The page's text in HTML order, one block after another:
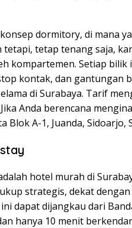
dormitory, di mana
tetapi, tetap tenang saja,
kompartemen. Setiap
kontak, dan gantungan
di Surabaya. Tarif
Anda berencana
Blok A-1, Juanda, Sidoarjo,
hotel murah di
strategis, dekat
dapat dijangkau dari
hanya 10 menit